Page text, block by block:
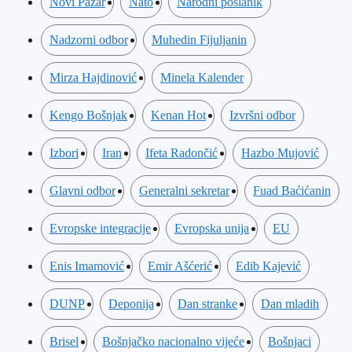
Nadzorni odbor Muhedin Fijuljanin
Mirza Hajdinović Minela Kalender
Kengo Bošnjak Kenan Hot Izvršni odbor
Izbori Iran Ifeta Radončić Hazbo Mujović
Glavni odbor Generalni sekretar Fuad Baćićanin
Evropske integracije Evropska unija EU
Enis Imamović Emir Ašćerić Edib Kajević
DUNP Deponija Dan stranke Dan mladih
Brisel Bošnjačko nacionalno vijeće Bošnjaci